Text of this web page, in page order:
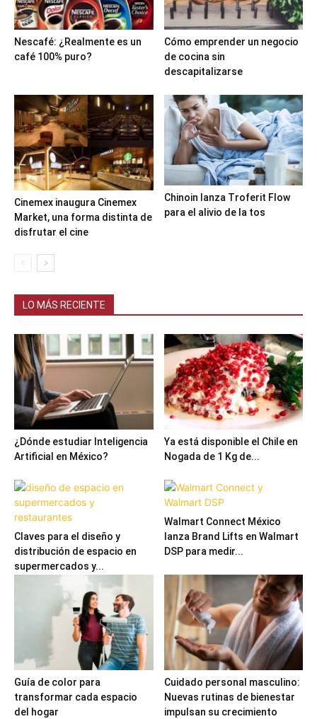
Nescafé: ¿Realmente es un
café 100% puro?
Cómo emprender un negocio
de cocina sin
descapitalizarse
Cinemex inaugura Cinemex
Market, una forma distinta de
disfrutar el cine
Chinoin lanza Troferit Flow
para el alivio de la tos
LO MÁS RECIENTE
¿Dónde estudiar Inteligencia
Artificial en México?
Ya está disponible el Chile en
Nogada de 1 Kg de...
Claves para el diseño y
distribución de espacio en
supermercados y...
Walmart Connect México
lanza Brand Lifts en Walmart
DSP para medir...
Guía de color para
transformar cada espacio
del hogar
Cuidado personal masculino:
Nuevas rutinas de bienestar
impulsan su crecimiento